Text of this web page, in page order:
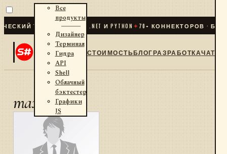
ТРЕЙДИНГ ДЛЯ .NET И PYTHON✦70+ КОННЕКТОРОВ ·
Все
продукты
Дизайнер
Терминал
Гидра
API
Shell
Облачный
бэктестер
Графики
JS
СТОИМОСТЬБЛОГРАЗРАБОТКАЧАТ
maxws